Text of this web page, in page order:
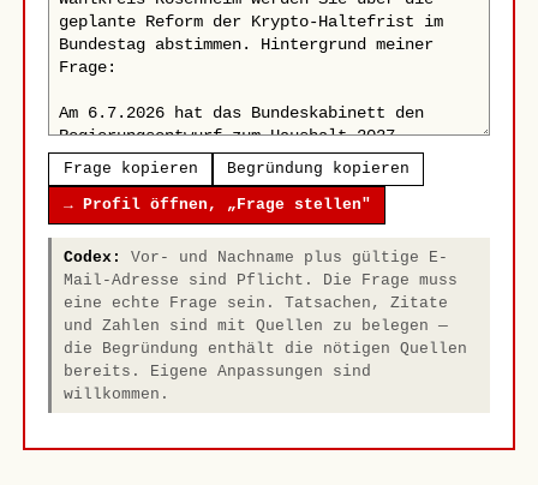
Frage kopieren Begründung kopieren
→ Profil öffnen, „Frage stellen"
Codex:
Vor- und Nachname plus gültige E-
Mail-Adresse sind Pflicht. Die Frage muss
eine echte Frage sein. Tatsachen, Zitate
und Zahlen sind mit Quellen zu belegen —
die Begründung enthält die nötigen Quellen
bereits. Eigene Anpassungen sind
willkommen.